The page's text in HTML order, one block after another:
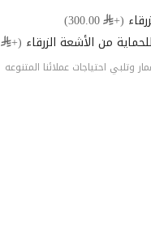
(+⃁ 300.00)
من الأشعة الزرقاء (+⃁ 600.00)
وتلبي احتياجات عملائنا المتنوعه